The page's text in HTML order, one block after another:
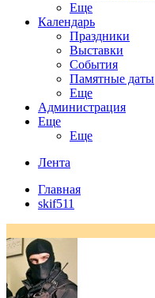
Еще
Календарь
Праздники
Выставки
События
Памятные даты
Еще
Администрация
Еще
Еще
Лента
Главная
skif511